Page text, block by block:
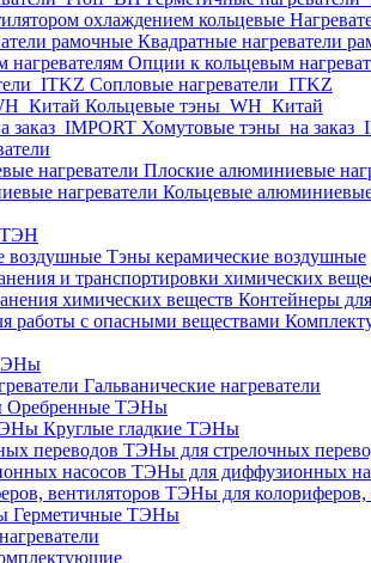
Квадратные нагреватели
Опции к кольцевым
Cопловые нагреватели_ITKZ
Кольцевые тэны_WH_Китай
Хомутовые тэны_на
Плоские алюминиевые
Кольцевые алюминиевые
ТЭН
Тэны керамические воздушные
и транспортировки химических
Контейнеры
Гальванические нагреватели
Оребренные ТЭНы
Круглые гладкие ТЭНы
ТЭНы для стрелочных
ТЭНы для диффузионных
ТЭНы для колориферов,
Герметичные ТЭНы